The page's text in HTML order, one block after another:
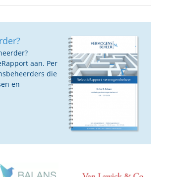
aan. Per
die
en